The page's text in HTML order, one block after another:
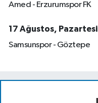
Amed - Erzurumspor FK
17 Ağustos, Pazartesi
Samsunspor - Göztepe